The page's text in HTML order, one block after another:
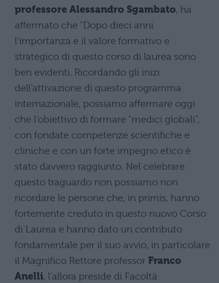
professore Alessandro Sgambato, ha
affermato che “Dopo dieci anni
l’importanza e il valore formativo e
strategico di questo corso di laurea sono
ben evidenti. Ricordando gli inizi
dell’attivazione di questo programma
internazionale, possiamo affermare oggi
che l’obiettivo di formare “medici globali”,
con fondate competenze scientifiche e
cliniche e con un forte impegno etico è
stato davvero raggiunto. Nel celebrare
questo traguardo non possiamo non
ricordare le persone che, in primis, hanno
fortemente creduto in questo nuovo Corso
di Laurea e hanno dato un contributo
fondamentale per il suo avvio, in particolare
il Magnifico Rettore professor Franco
Anelli, l’allora preside di Facoltà